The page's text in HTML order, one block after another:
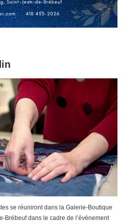
se réuniront dans la Galerie-Boutique
Brébeuf dans le cadre de l’événement